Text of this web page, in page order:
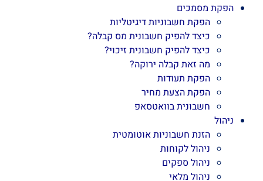
הפקת מסמכים
הפקת חשבוניות דיגיטליות
כיצד להפיק חשבונית מס קבלה?
כיצד להפיק חשבונית זיכוי?
מה זאת קבלה ירוקה?
הפקת תעודות
הפקת הצעת מחיר
חשבונית בוואטסאפ
ניהול
הזנת חשבוניות אוטומטית
ניהול לקוחות
ניהול ספקים
ניהול מלאי